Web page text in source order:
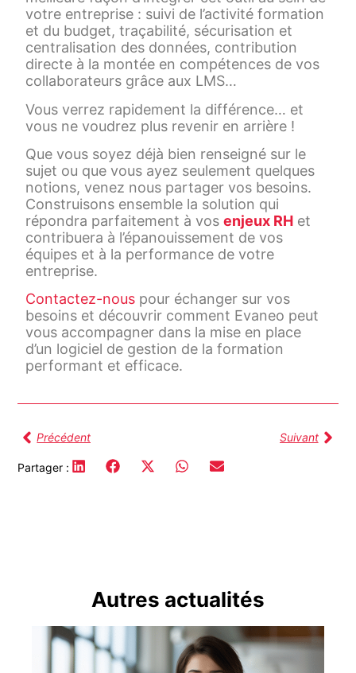
votre entreprise : suivi de l’activité formation
et du budget, traçabilité, sécurisation et
centralisation des données, contribution
directe à la montée en compétences de vos
collaborateurs grâce aux LMS…
Vous verrez rapidement la différence… et
vous ne voudrez plus revenir en arrière !
Que vous soyez déjà bien renseigné sur le
sujet ou que vous ayez seulement quelques
notions, venez nous partager vos besoins.
Construisons ensemble la solution qui
répondra parfaitement à vosenjeux RH et
contribuera à l’épanouissement de vos
équipes et à la performance de votre
entreprise.
Contactez-nous pour échanger sur vos
besoins et découvrir comment Evaneo peut
vous accompagner dans la mise en place
d’un logiciel de gestion de la formation
performant et efficace.
Précédent Suivant
Partager :
Autres actualités